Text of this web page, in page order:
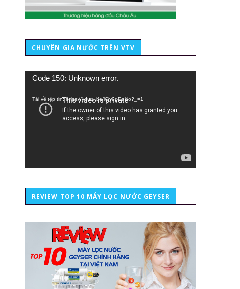
CHUYÊN GIA NƯỚC TRÊN VTV
Trình
Code 150: Unknown error.
Tải về tệp tin: https://youtu.be/lCiy9qEdklo?_=1
REVIEW TOP 10 MÁY LỌC NƯỚC GEYSER